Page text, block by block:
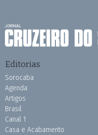
Editorias
Sorocaba
Agenda
Artigos
Brasil
Canal 1
Casa e Acabamento